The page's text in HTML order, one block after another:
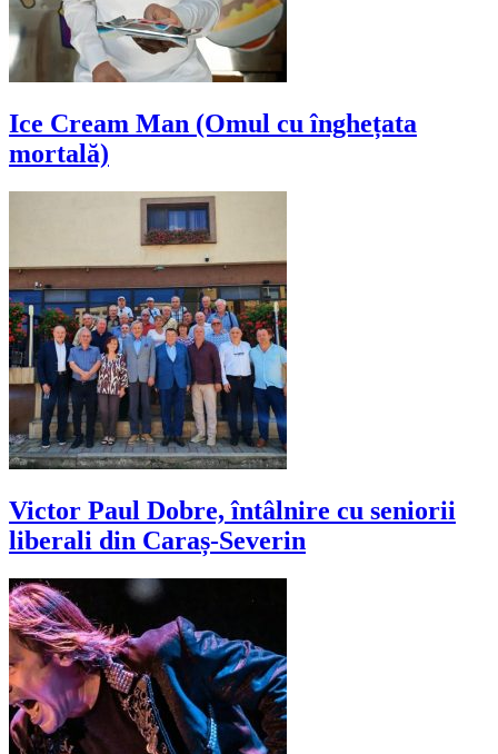
Ice Cream Man (Omul cu înghețata
mortală)
Victor Paul Dobre, întâlnire cu seniorii
liberali din Caraș-Severin